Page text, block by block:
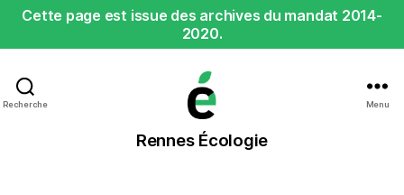
Cette page est issue des archives du mandat 2014-
2020.
Recherche
Rennes
Écologie
Rennes Écologie
Menu